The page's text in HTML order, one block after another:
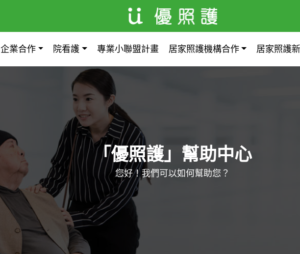
企業合作 院看護 專業小聯盟計畫 居家照護機構合作 居家照護
「優照護」幫助中心
您好！我們可以如何幫助您？